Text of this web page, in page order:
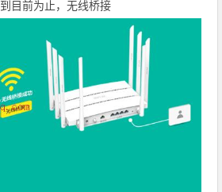
到目前为止，无线桥接